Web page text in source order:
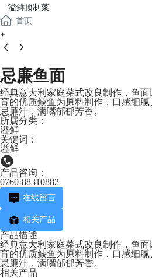
溢鲜预制菜
首页
+
忌廉鱼面
经典意大利家庭菜式改良制作，鱼
育的优质鲮鱼为原料制作，口感细
忌廉汁，满嘴郁郁芳香。
所属分类：
溢鲜
关键词：
溢鲜
产品咨询：
0760-88310882
在线留言
相关产品
产品描述
经典意大利家庭菜式改良制作，鱼
育的优质鲮鱼为原料制作，口感细
忌廉汁，满嘴郁郁芳香。
相关产品